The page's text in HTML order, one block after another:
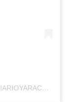
UNA PUBLICACIÓN COMPARTIDA POR DIARIOYARACUYALDIA (@DIARIOYARACUYALDIA)